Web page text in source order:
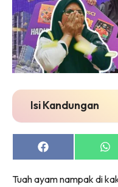
Isi Kandungan
Share
on
on
Tuah ayam nampak di